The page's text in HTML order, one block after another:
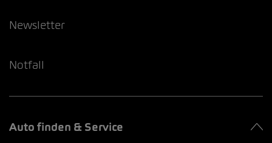
Newsletter
Notfall
Auto finden & Service